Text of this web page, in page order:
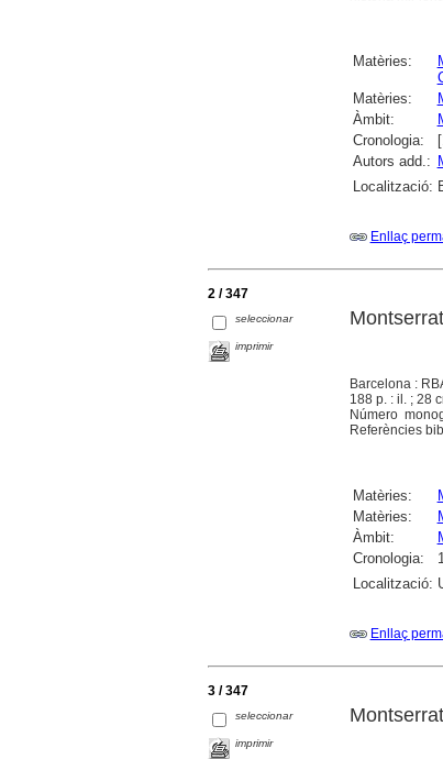
Matèries:
Matèries:
Àmbit:
Cronologia:
Autors add.:
Localització:
Enllaç
2 / 347
seleccionar
imprimir
Barcelona :
188 p. : il. ; 28
Número
Referències
Matèries:
Matèries:
Àmbit:
Cronologia:
Localització:
Enllaç
3 / 347
seleccionar
imprimir